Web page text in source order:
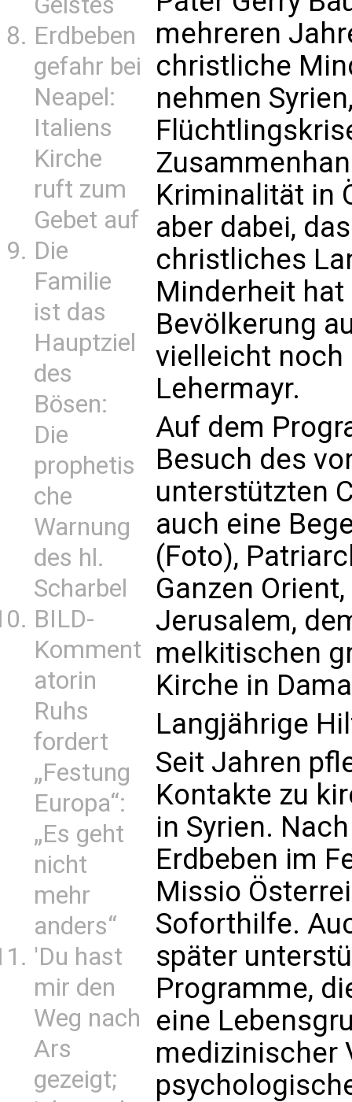
Erdbeben
gefahr bei
Neapel:
Italiens
Kirche
ruft zum
Gebet auf
Die
Familie
ist das
Hauptziel
des
Bösen:
Die
prophetis
che
Warnung
des hl.
Scharbel
BILD-
Komment
atorin
Ruhs
fordert
„Festung
Europa“:
„Es geht
nicht
mehr
anders“
'Du hast
mir den
Weg nach
Ars
gezeigt;
mehreren
christliche
nehmen
Kriminalität in
aber dabei,
christliches
Minderheit
Bevölkerung
vielleicht noch
Lehermayr.
Auf dem
Besuch des
unterstützten
auch eine
(Foto),
Ganzen
Jerusalem,
melkitischen
Kirche in
Langjährige
Seit Jahren
Kontakte zu
in Syrien.
Erdbeben im
Missio
Soforthilfe.
später
Programme,
eine
medizinischer